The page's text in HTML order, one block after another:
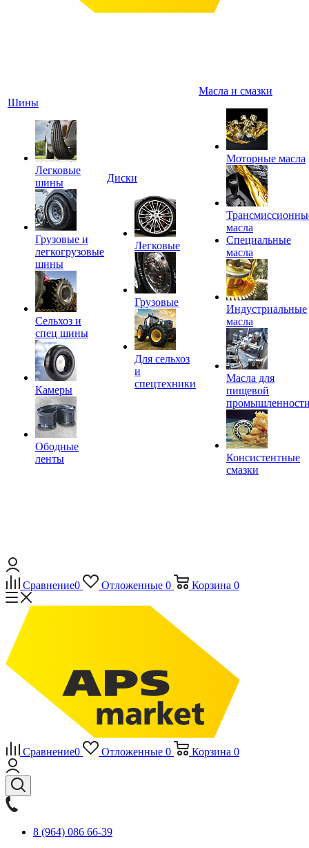
Шины
Легковые
шины
Грузовые и
легкогрузовые
шины
Сельхоз и
спец шины
Камеры
Ободные
ленты
Диски
Легковые
Грузовые
Для сельхоз
и
спецтехники
Масла и смазки
Моторные масла
масла
Специальные
масла
Индустриальные
масла
Масла для
пищевой
Консистентные
смазки
Сравнение0 Отложенные 0 Корзина 0
Сравнение0 Отложенные 0 Корзина 0
8 (964) 086 66-39